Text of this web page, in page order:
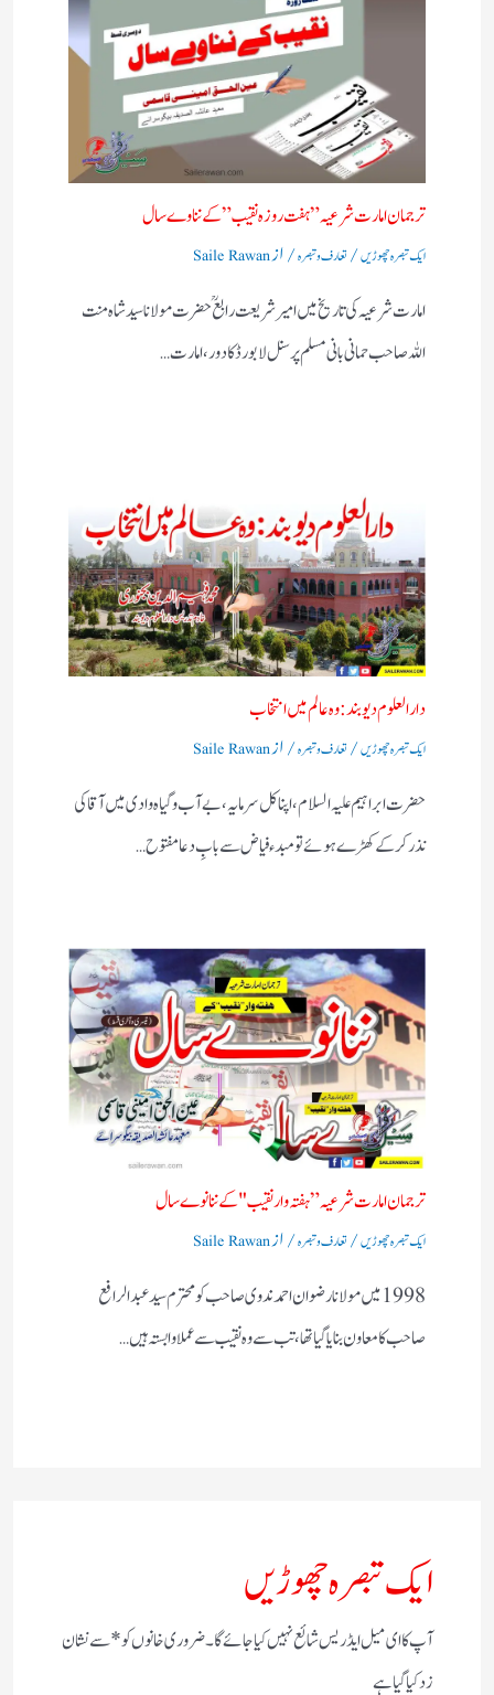
ترجمان امارت شرعیہ”ہفت روزہ نقیب” کے نناوے سال
ایک تبصرہ چھوڑیں/تعارف و تبصرہ/ ازSaile Rawan
امارت شرعیہ کی تاریخ میں امیر شریعت رابع ؒ حضرت مولانا سید شاہ منت
اللہ صاحب حمانی بانی مسلم پرسنل لا بورڈ کا دور ،امارت…
دارالعلوم دیوبند: وہ عالم میں انتخاب
ایک تبصرہ چھوڑیں/تعارف و تبصرہ/ ازSaile Rawan
حضرت ابراہیم علیہ السلام، اپنا کل سرمایہ، بے آب وگیاہ وادی میں آقا کی
نذر کرکے کھڑے ہوئے تو مبدء فیاض سے بابِ دعا مفتوح…
ترجمان امارت شرعیہ”ہفتہ وار نقیب "کے ننانوے سال
ایک تبصرہ چھوڑیں/تعارف و تبصرہ/ ازSaile Rawan
1998 میں مولانا رضوان احمد ندوی صاحب کو محترم سید عبدالرافع
صاحب کا معاون بنایا گیا تھا ،تب سے وہ نقیب سے عملا وابستہ ہیں…
ایک تبصرہ چھوڑیں
آپ کا ای میل ایڈریس شائع نہیں کیا جائے گا۔ضروری خانوں کو*سے نشان
زد کیا گیا ہے